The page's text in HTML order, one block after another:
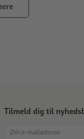
Tilmeld dig til